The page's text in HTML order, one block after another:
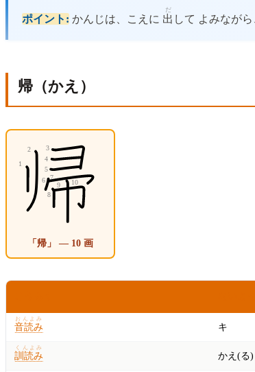
ポイント: かんじは、こえに 出
だ
して よみなが
帰（かえ）
「帰」 — 10 画
音読み
おんよみ
キ
訓読み
くんよみ
かえ(る